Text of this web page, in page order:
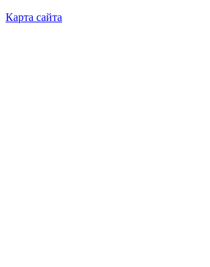
Карта сайта